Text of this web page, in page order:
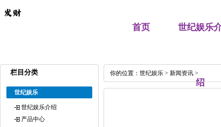
首页 世纪娱乐
绍
栏目分类
世纪娱乐
世纪娱乐介绍
产品中心
你的位置： 世纪娱乐 > 新闻资讯 >